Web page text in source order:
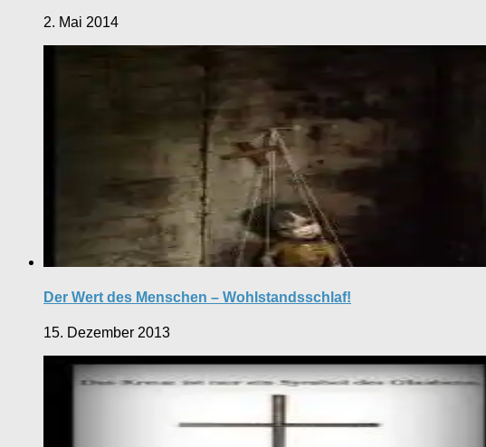
2. Mai 2014
Der Wert des Menschen – Wohlstandsschlaf!
15. Dezember 2013